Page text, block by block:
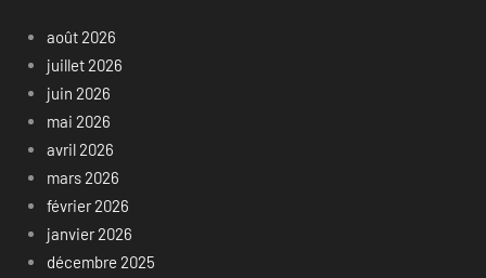
août 2026
juillet 2026
juin 2026
mai 2026
avril 2026
mars 2026
février 2026
janvier 2026
décembre 2025